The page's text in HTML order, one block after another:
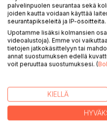
KUVAUS
Urho Kekkonen oli talvella
Yleislakko vavisutti Suomea
henkinen
isovanhempien käytöstä
Lapsi näkee ja muistaa
lapsen silmin ja tulkitsee
kokemuksinaan, jotka
palvelinpuolen seurantaa sekä
joiden kautta voidaan käyttää
seurantapikseleitä ja IP-osoitteita.
Upotamme lisäksi kolmansien
videoalustoja). Emme voi
tietojen jatkokäsittelyyn tai
annat suostumuksen edellä
voit peruuttaa suostumuksesi. (
KIELLÄ